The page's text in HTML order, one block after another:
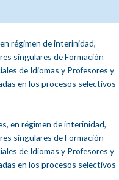
régimen de interinidad,
singulares de Formación
de Idiomas y Profesores y
en los procesos selectivos
en régimen de interinidad,
singulares de Formación
de Idiomas y Profesores y
en los procesos selectivos